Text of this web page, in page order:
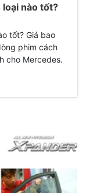
nào tốt?
tốt? Giá bao
phim cách
cho Mercedes.